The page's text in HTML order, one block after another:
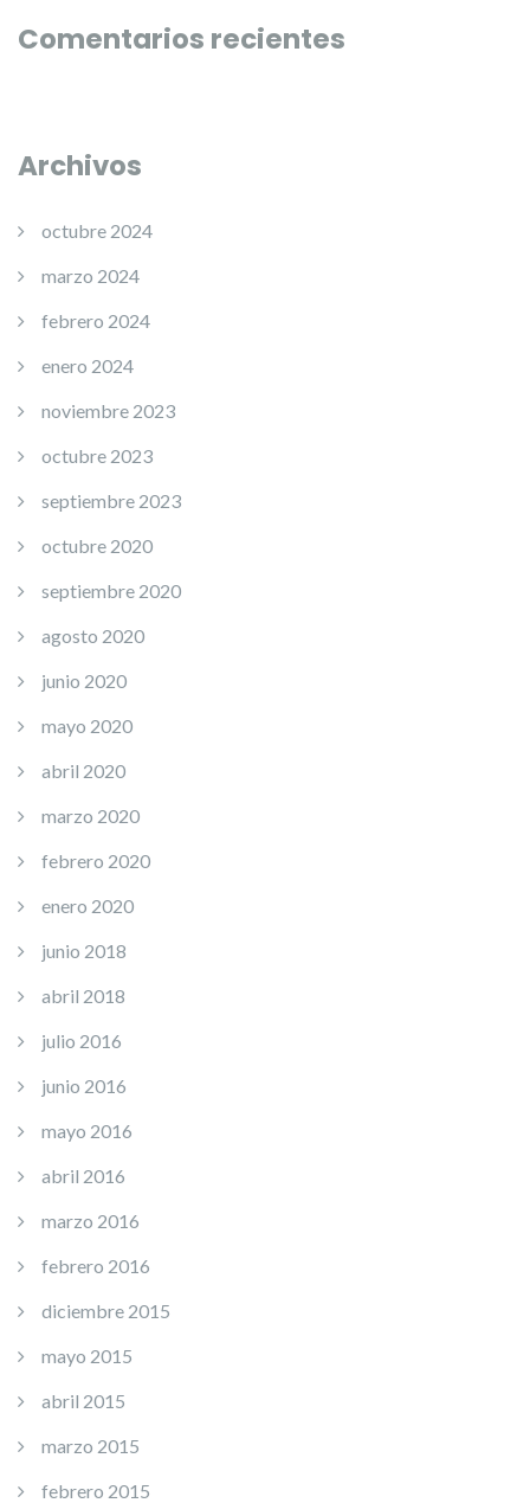
Comentarios recientes
Archivos
octubre 2024
marzo 2024
febrero 2024
enero 2024
noviembre 2023
octubre 2023
septiembre 2023
octubre 2020
septiembre 2020
agosto 2020
junio 2020
mayo 2020
abril 2020
marzo 2020
febrero 2020
enero 2020
junio 2018
abril 2018
julio 2016
junio 2016
mayo 2016
abril 2016
marzo 2016
febrero 2016
diciembre 2015
mayo 2015
abril 2015
marzo 2015
febrero 2015